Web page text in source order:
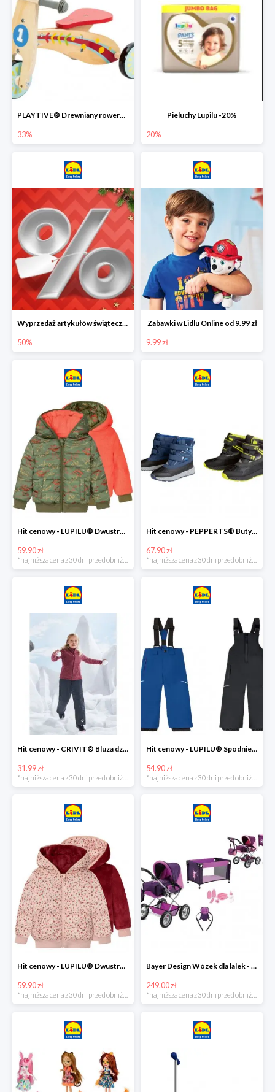
PLAYTIVE® Drewniany rowerek biegowy -33%
33%
Pieluchy Lupilu -20%
20%
Wyprzedaż artykułów świątecznych w Lidlu Online
50%
Zabawki w Lidlu Online od 9.99 zł
9.99 zł
Hit cenowy - LUPILU® Dwustronna kurtka dziecięca z polarem
59.90 zł
*najniższa cena z 30 dni przed obniżką
Hit cenowy - PEPPERTS® Buty zimowe chłopięce
67.90 zł
*najniższa cena z 30 dni przed obniżką
Hit cenowy - CRIVIT® Bluza dziewczęca z polaru
31.99 zł
Hit cenowy - LUPILU® Spodnie narciarskie chłopięce
54.90 zł
Hit cenowy - LUPILU® Dwustronna kurtka pikowana dziewczęca
59.90 zł
*najniższa cena z 30 dni przed obniżką
Bayer Design Wózek dla lalek - megazestaw
249.00 zł
*najniższa cena z 30 dni przed obniżką